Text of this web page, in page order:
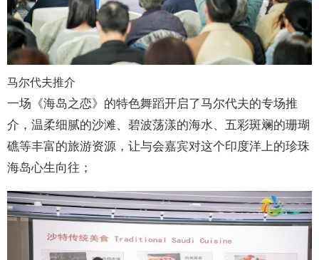
马尔代夫推介
一场《海岛之恋》的特色舞蹈开启了马尔代夫的专场推
介，温柔细腻的沙滩、碧波荡漾的海水、五彩斑斓的珊瑚
礁等丰富的旅游资源，让与会嘉宾对这个印度洋上的珍珠
海岛心生向往；